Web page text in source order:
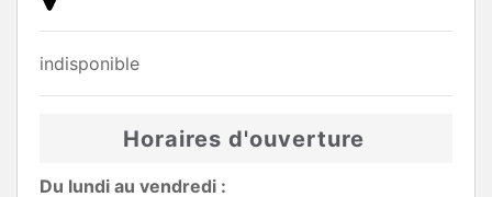
indisponible
Horaires d'ouverture
Du lundi au vendredi :